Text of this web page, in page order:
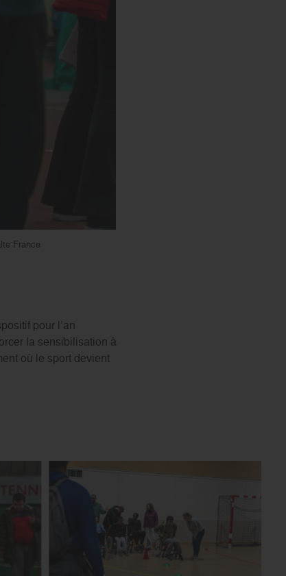
France
pour l’an
la sensibilisation à
où le sport devient